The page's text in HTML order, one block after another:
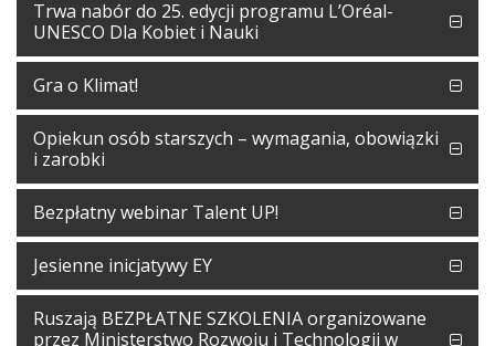
Trwa nabór do 25. edycji programu L’Oréal-
UNESCO Dla Kobiet i Nauki
Gra o Klimat!
Opiekun osób starszych – wymagania, obowiązki
i zarobki
Bezpłatny webinar Talent UP!
Jesienne inicjatywy EY
Ruszają BEZPŁATNE SZKOLENIA organizowane
przez Ministerstwo Rozwoju i Technologii w